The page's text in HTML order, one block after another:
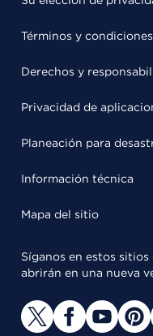
Términos y condiciones
Derechos y
Privacidad de
Planeación para
Información técnica
Mapa del sitio
Síganos en estos
abrirán en una nueva